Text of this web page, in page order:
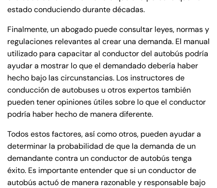
estado conduciendo durante décadas.
Finalmente, un abogado puede consultar leyes, normas y
regulaciones relevantes al crear una demanda. El manual
utilizado para capacitar al conductor del autobús podría
ayudar a mostrar lo que el demandado debería haber
hecho bajo las circunstancias. Los instructores de
conducción de autobuses u otros expertos también
pueden tener opiniones útiles sobre lo que el conductor
podría haber hecho de manera diferente.
Todos estos factores, así como otros, pueden ayudar a
determinar la probabilidad de que la demanda de un
demandante contra un conductor de autobús tenga
éxito. Es importante entender que si un conductor de
autobús actuó de manera razonable y responsable bajo
24/7
Office Hours
Monday
8:30 AM – 5:00
PM
Tuesday
8:30 AM – 5:00
PM
Wednesday
8:30 AM – 5:00
Thursday
8:30 AM – 5:00
PM
Friday
8:30 AM – 5:00
PM
24/7
Office Hours
Monday
8:30 AM – 5:00
PM
Tuesday
8:30 AM – 5:00
PM
Wednesday
8:30 AM – 5:00
Thursday
8:30 AM – 5:00
PM
Friday
8:30 AM – 5:00
PM